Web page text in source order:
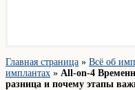
Главная страница » Всё об
имплантах » All-on-4
разница и почему этапы